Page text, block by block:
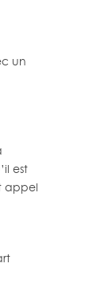
un
est
appel